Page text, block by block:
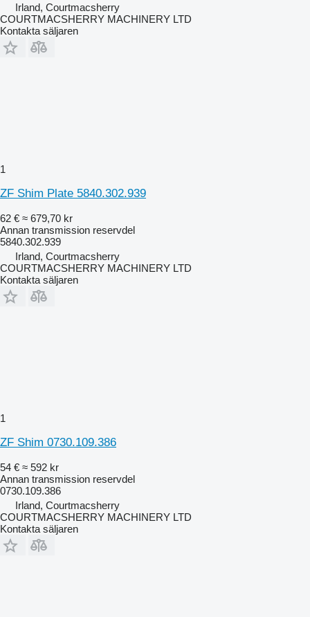
Irland, Courtmacsherry
COURTMACSHERRY MACHINERY LTD
Kontakta säljaren
1
ZF Shim Plate 5840.302.939
62 € ≈ 679,70 kr
Annan transmission reservdel
5840.302.939
Irland, Courtmacsherry
COURTMACSHERRY MACHINERY LTD
Kontakta säljaren
1
ZF Shim 0730.109.386
54 € ≈ 592 kr
Annan transmission reservdel
0730.109.386
Irland, Courtmacsherry
COURTMACSHERRY MACHINERY LTD
Kontakta säljaren